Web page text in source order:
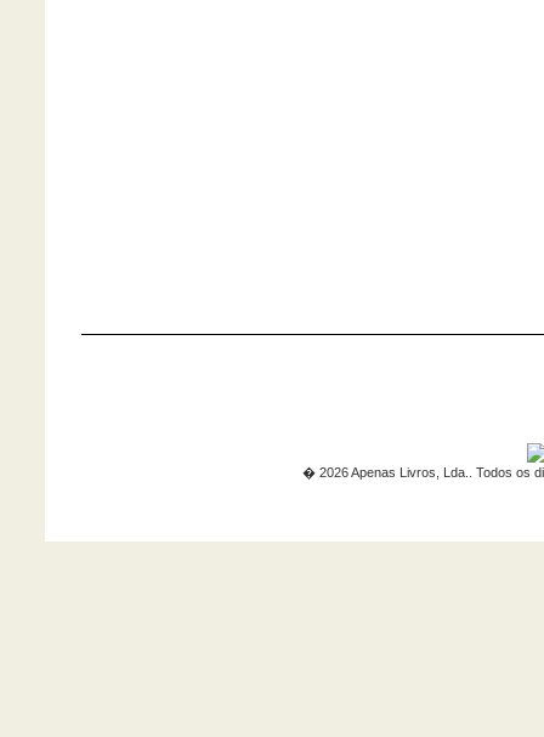
� 2026 Apenas Livros, Lda.. Todos os